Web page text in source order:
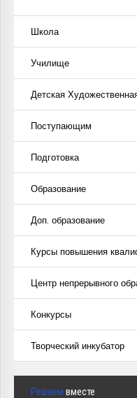
Школа
Училище
Детская
Поступающим
Подготовка
Образование
Доп. образование
Курсы повышения
Центр непрерывного
Конкурсы
Творческий инкубатор
Решаем вместе